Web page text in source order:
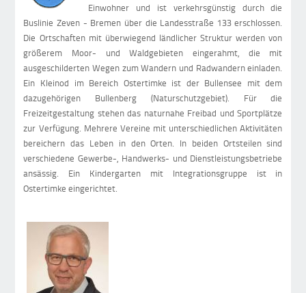
Einwohner und ist verkehrsgünstig durch die
Buslinie Zeven - Bremen über die Landesstraße 133 erschlossen.
Die Ortschaften mit überwiegend ländlicher Struktur werden von
größerem Moor- und Waldgebieten eingerahmt, die mit
ausgeschilderten Wegen zum Wandern und Radwandern einladen.
Ein Kleinod im Bereich Ostertimke ist der Bullensee mit dem
dazugehörigen Bullenberg (Naturschutzgebiet). Für die
Freizeitgestaltung stehen das naturnahe Freibad und Sportplätze
zur Verfügung. Mehrere Vereine mit unterschiedlichen Aktivitäten
bereichern das Leben in den Orten. In beiden Ortsteilen sind
verschiedene Gewerbe-, Handwerks- und Dienstleistungsbetriebe
ansässig. Ein Kindergarten mit Integrationsgruppe ist in
Ostertimke eingerichtet.